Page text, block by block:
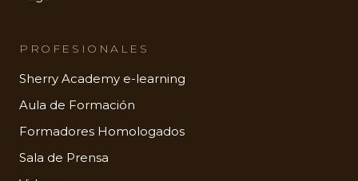
PROFESIONALES
Sherry Academy e-learning
Aula de Formación
Formadores Homologados
Sala de Prensa